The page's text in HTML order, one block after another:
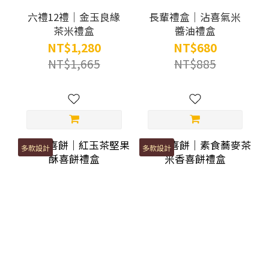
六禮12禮｜金玉良緣
茶米禮盒
NT$1,280
NT$1,665
長輩禮盒｜沾喜氣米
醬油禮盒
NT$680
NT$885
多款設計 多款設計